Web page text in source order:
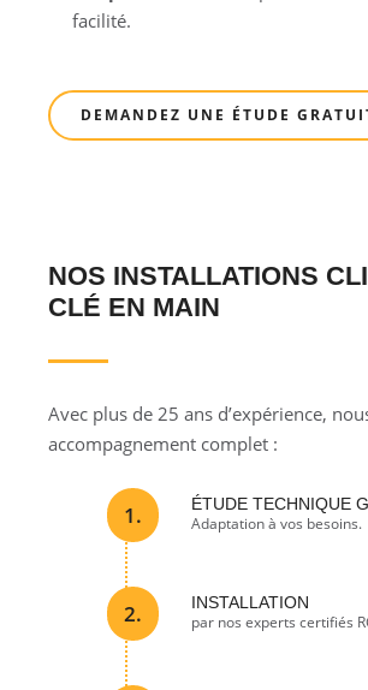
facilité.
DEMANDEZ UNE ÉTUDE
NOS INSTALLATIONS
CLÉ EN MAIN
Avec plus de 25 ans d’expérience,
accompagnement complet :
1. ÉTUDE TECHNIQUE
Adaptation à vos besoins.
2. INSTALLATION
par nos experts certifiés